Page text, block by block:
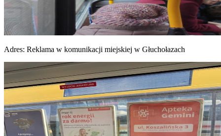
Adres: Reklama w komunikacji miejskiej w Głuchołazach